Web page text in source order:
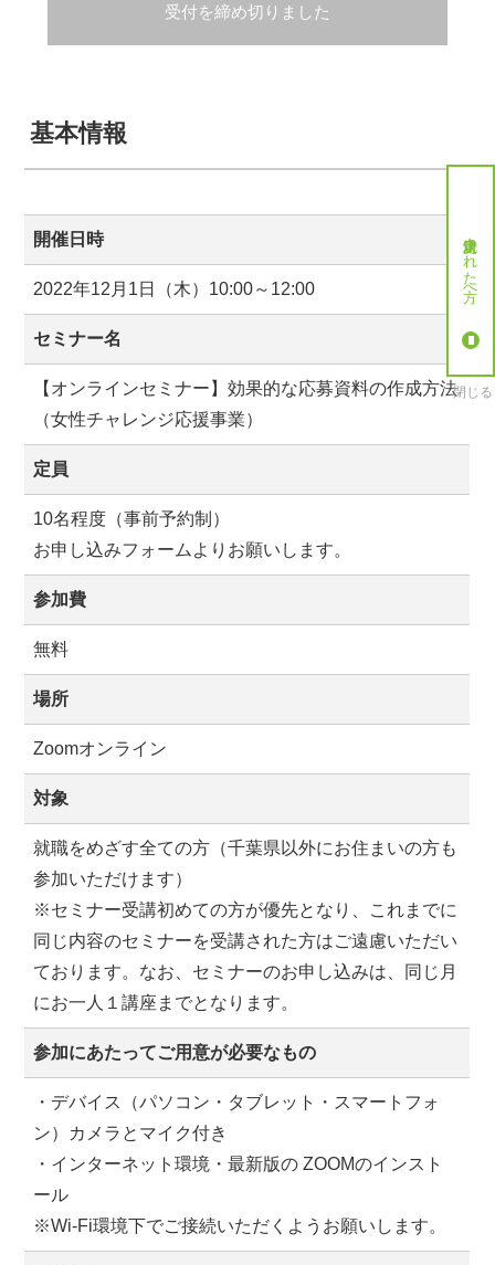
受付を締め切りました
基本情報
開催日時
2022年12月1日（木）10:00～12:00
セミナー名
【オンラインセミナー】効果的な応募資料の作成方法
（女性チャレンジ応援事業）
定員
10名程度（事前予約制）
お申し込みフォームよりお願いします。
参加費
無料
場所
Zoomオンライン
対象
就職をめざす全ての方（千葉県以外にお住まいの方も
参加いただけます）
※セミナー受講初めての方が優先となり、これまでに
同じ内容のセミナーを受講された方はご遠慮いただい
ております。なお、セミナーのお申し込みは、同じ月
にお一人１講座までとなります。
参加にあたってご用意が必要なもの
・デバイス（パソコン・タブレット・スマートフォ
ン）カメラとマイク付き
・インターネット環境・最新版の ZOOMのインスト
ール
※Wi-Fi環境下でご接続いただくようお願いします。
就労決定された方へ
閉じる